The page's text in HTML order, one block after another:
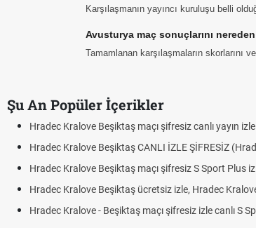
Karşılaşmanın yayıncı kuruluşu belli
Avusturya maç sonuçlarını
Tamamlanan karşılaşmaların skorlarını
Şu An Popüler İçerikler
şifresiz canlı yayın izle
İZLE ŞİFRESİZ (Hradec Kralove BJK)
şifresiz S Sport Plus izle, Hradec Kralove BJK link
izle, Hradec Kralove BJK maçı canlı linki
şifresiz izle canlı S Sport Plus linki